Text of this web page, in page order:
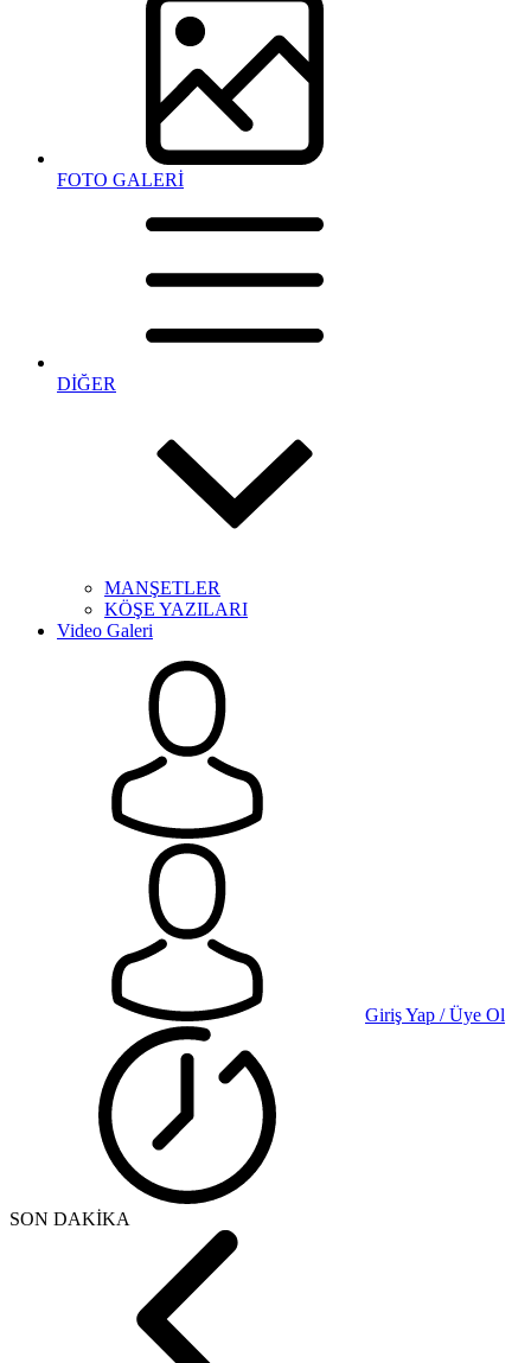
FOTO GALERİ
DİĞER
MANŞETLER
KÖŞE YAZILARI
Video Galeri
Giriş Yap / Üye Ol
SON DAKİKA